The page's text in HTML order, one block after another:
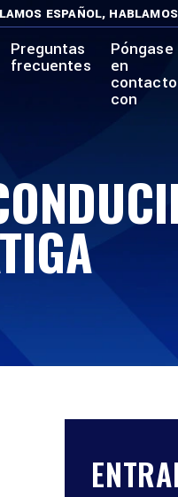
ESPAÑOL,
Preguntas
frecuentes
Póngase
en
contacto
con